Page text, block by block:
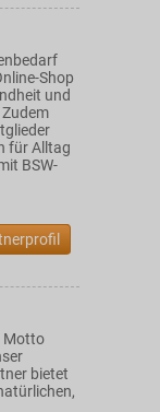
Shop
und
für Alltag
BSW-
Motto
bietet